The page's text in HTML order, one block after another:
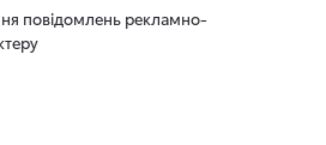
повідомлень рекламно-